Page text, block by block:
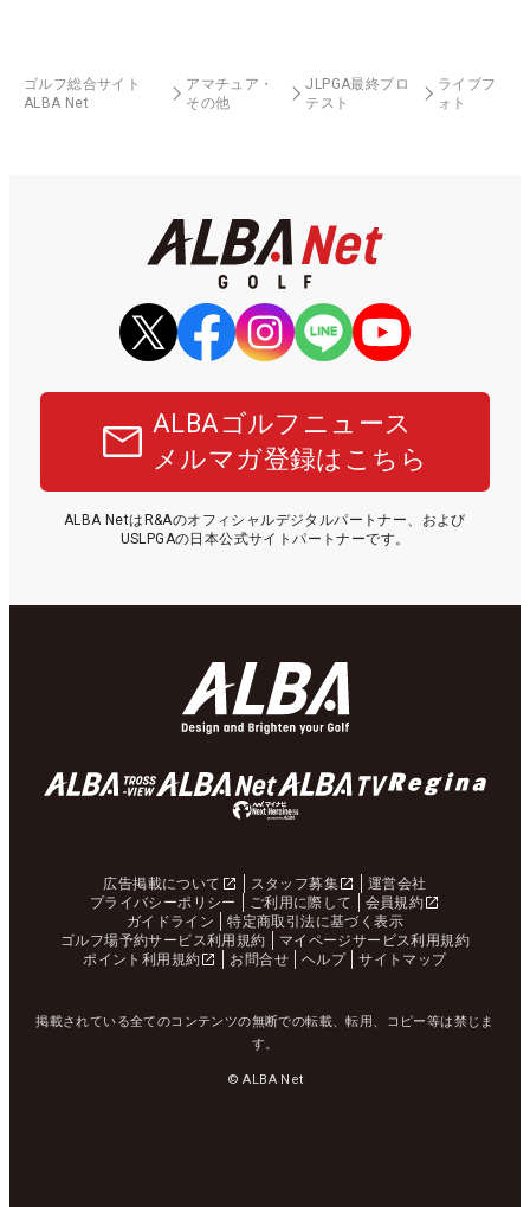
ゴルフ総合サイト
ALBA Net
アマチュア・
その他
JLPGA最終プロ
テスト
ライブフ
ォト
ALBAゴルフニュース
メルマガ登録はこちら
ALBA NetはR&Aのオフィシャルデジタルパートナー、および
USLPGAの日本公式サイトパートナーです。
広告掲載について スタッフ募集
運営会社
プライバシーポリシー
ご利用に際して
会員規約
ガイドライン
特定商取引法に基づく表示
ゴルフ場予約サービス利用規約
マイページサービス利用規約
ポイント利用規約
お問合せ ヘルプ サイトマップ
掲載されている全てのコンテンツの無断での転載、転用、コピー等は禁じま
す。
© ALBA Net